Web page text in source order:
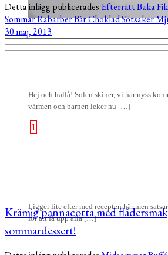
Hej och hallå! Solen skiner, vi har nyss
värmen och barnen leker nu […]
Detta inlägg publicerades EfterrättBaka
SommarRabarberBärChokladSötsaker
30 maj, 2013
1
Ligger lite efter med recepten här men
för att få upp alla […]
Krämig pannacotta med
sommardessert!